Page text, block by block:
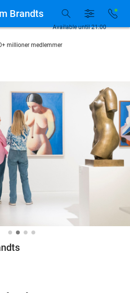
7 dage om ugen
millioner medlemmer
7 dage om ugen
millioner medlemmer
Available until 21:00
Brandts